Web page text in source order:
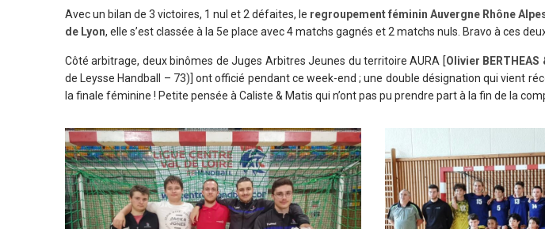
Avec un bilan de 3 victoires, 1 nul et 2 défaites, le regroupement féminin Auvergne Rhône
de Lyon, elle s’est classée à la 5e place avec 4 matchs gagnés et 2 matchs nuls. Bravo à ces
Côté arbitrage, deux binômes de Juges Arbitres Jeunes du territoire AURA [Olivier BERTHEAS
de Leysse Handball – 73)] ont officié pendant ce week-end ; une double désignation qui vient
la finale féminine ! Petite pensée à Caliste & Matis qui n’ont pas pu prendre part à la fin de la